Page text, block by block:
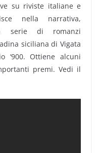
su riviste italiane e
nella narrativa,
serie di romanzi
siciliana di Vigata
‘900. Ottiene alcuni
premi. Vedi il